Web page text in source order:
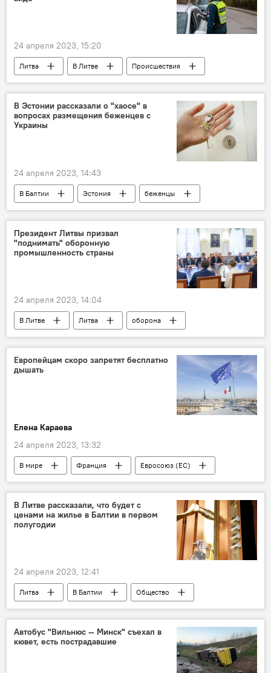
24 апреля 2023, 15:20
Литва В Литве
Происшествия
Вильнюсский район
В Эстонии рассказали о "хаосе" в
вопросах размещения беженцев с
Украины
24 апреля 2023, 14:43
В Балтии Эстония
беженцы
Украина
Президент Литвы призвал
"поднимать" оборонную
промышленность страны
24 апреля 2023, 14:04
В Литве Литва
оборона
президентский дворец
Политика
Гитанас Науседа
Европейцам скоро запретят бесплатно
дышать
Елена Караева
24 апреля 2023, 13:32
В мире Франция
Евросоюз (ЕС)
Европейский центральный банк
В Литве рассказали, что будет с
ценами на жилье в Балтии в первом
полугодии
24 апреля 2023, 12:41
Литва В Балтии
Общество
Латвия
Эстония
жилье
цены на жилье
Автобус "Вильнюс — Минск" съехал в
кювет, есть пострадавшие